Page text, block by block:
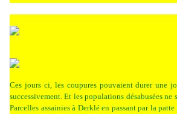
Ces jours ci, les coupures pouvaient durer une
successivement. Et les populations désabusées ne
Parcelles assainies à Derklé en passant par la